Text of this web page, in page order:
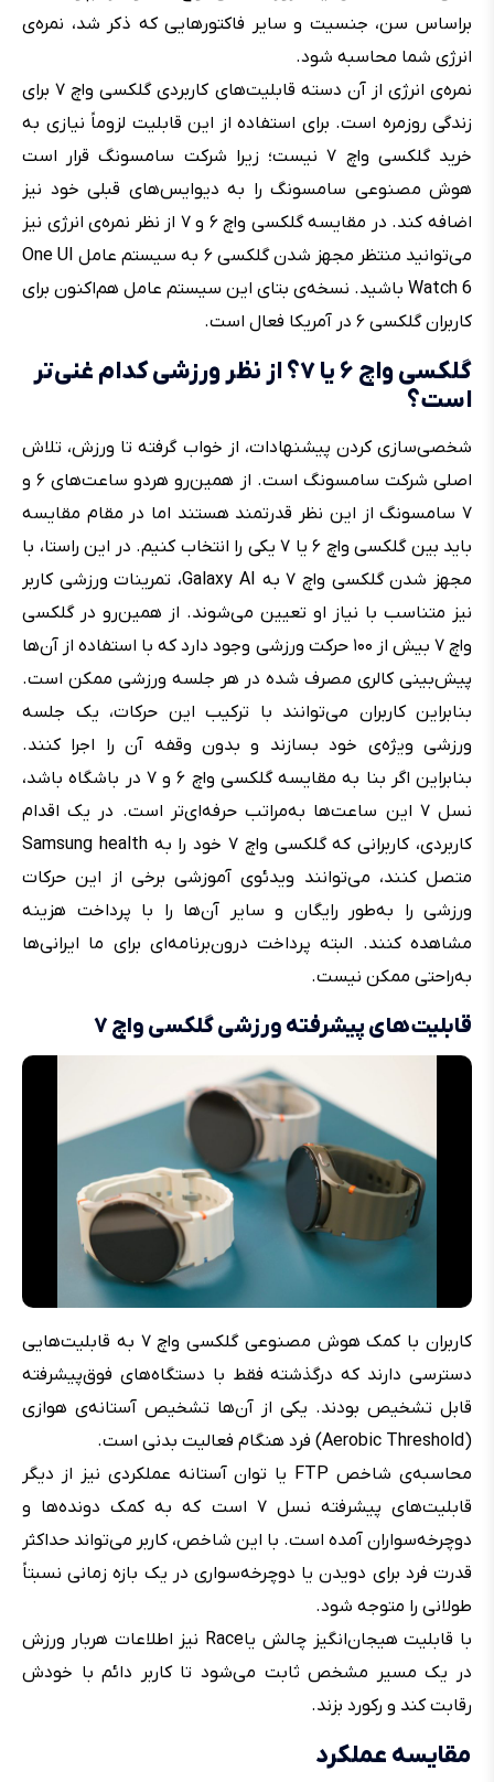
براساس سن، جنسیت و سایر فاکتورهایی که ذکر شد، نمره‌ی
انرژی‌ شما محاسبه شود.
نمره‌ی انرژی از آن دسته قابلیت‌های کاربردی گلکسی واچ ۷ برای
زندگی روزمره است. برای استفاده از این قابلیت لزوماً نیازی به
خرید گلکسی واچ ۷ نیست؛ زیرا شرکت سامسونگ قرار است
هوش مصنوعی سامسونگ را به دیوایس‌های قبلی خود نیز
اضافه کند. در مقایسه گلکسی واچ ۶ و ۷ از نظر نمره‌ی انرژی نیز
می‌توانید منتظر مجهز شدن گلکسی ۶ به سیستم عامل One UI
Watch 6 باشید. نسخه‌ی بتای این سیستم عامل هم‌اکنون برای
کاربران گلکسی ۶ در آمریکا فعال است.
گلکسی واچ ۶ یا ۷؟ از نظر ورزشی کدام غنی‌تر
است؟
شخصی‌سازی کردن پیشنهادات، از خواب گرفته تا ورزش، تلاش
اصلی شرکت سامسونگ است. از همین‌رو هردو ساعت‌های ۶ و
۷ سامسونگ از این نظر قدرتمند هستند اما در مقام مقایسه
باید بین گلکسی واچ ۶ یا ۷ یکی را انتخاب کنیم. در این راستا، با
مجهز شدن گلکسی واچ ۷ به Galaxy AI، تمرینات ورزشی کاربر
نیز متناسب با نیاز او تعیین می‌شوند. از همین‌رو در گلکسی
واچ ۷ بیش از ۱۰۰ حرکت ورزشی وجود دارد که با استفاده از آن‌ها
پیش‌بینی کالری مصرف شده در هر جلسه ورزشی ممکن است.
بنابراین کاربران می‌‌توانند با ترکیب این حرکات، یک جلسه
ورزشی ویژه‌ی خود بسازند و بدون وقفه آن را اجرا کنند.
بنابراین اگر بنا به مقایسه گلکسی واچ ۶ و ۷ در باشگاه باشد،
نسل ۷ این ساعت‌ها به‌مراتب حرفه‌ای‌تر است. در یک اقدام
کاربردی، کاربرانی که گلکسی واچ ۷ خود را به Samsung health
متصل کنند، می‌توانند ویدئوی آموزشی برخی از این حرکات
ورزشی را به‌طور رایگان و سایر آن‌ها را با پرداخت هزینه
مشاهده کنند. البته پرداخت درون‌برنامه‌ای برای ما ایرانی‌ها
به‌راحتی ممکن نیست.
قابلیت‌های پیشرفته ورزشی گلکسی واچ ۷
کاربران با کمک هوش مصنوعی گلکسی واچ ۷ به قابلیت‌هایی
دسترسی دارند که درگذشته فقط با دستگاه‌های فوق‌پیشرفته
قابل تشخیص بودند. یکی از آن‌ها تشخیص آستانه‌ی هوازی
(Aerobic Threshold) فرد هنگام فعالیت بدنی است.
محاسبه‌ی شاخص FTP یا توان آستانه عملکردی نیز از دیگر
قابلیت‌های پیشرفته نسل ۷ است که به کمک دونده‌ها و
دوچرخه‌سواران آمده است. با این شاخص، کاربر می‌‌‌‌‌‌‌‌‌‌‌‌‌‌‌‌‌‌‌‌‌‌‌‌‌‌‌‌‌‌تواند حداکثر
قدرت فرد برای دویدن یا دوچرخه‌سواری در یک بازه زمانی نسبتاً
طولانی را متوجه شود.
با قابلیت هیجان‌انگیز چالش یاRace نیز اطلاعات هربار ورزش
در یک مسیر مشخص ثابت می‌شود تا کاربر دائم با خودش
رقابت کند و رکورد بزند.
مقایسه عملکرد